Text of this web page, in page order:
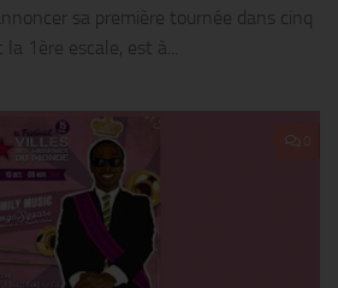
sa première tournée dans cinq
1ère escale, est à...